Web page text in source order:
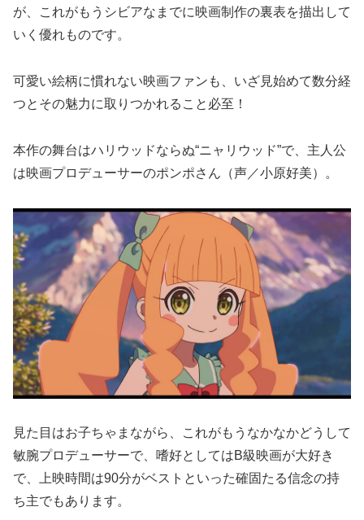
が、これがもうシビアなまでに映画制作の裏表を描出して
いく優れものです。
可愛い絵柄に慣れない映画ファンも、いざ見始めて数分経
つとその魅力に取りつかれること必至！
本作の舞台はハリウッドならぬ“ニャリウッド”で、主人公
は映画プロデューサーのポンポさん（声／小原好美）。
見た目はお子ちゃまながら、これがもうなかなかどうして
敏腕プロデューサーで、嗜好としてはB級映画が大好き
で、上映時間は90分がベストといった確固たる信念の持
ち主でもあります。